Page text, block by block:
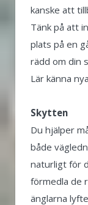
kanske att
Tänk på att
plats på en
rädd om din
Lär känna
Skytten
Du hjälper
både
naturligt för
förmedla de
änglarna